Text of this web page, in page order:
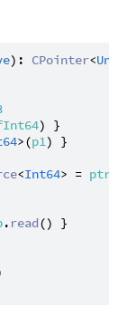
): CPointer<Unit
) }
>(p1) }
<Int64> = ptr
. read() }